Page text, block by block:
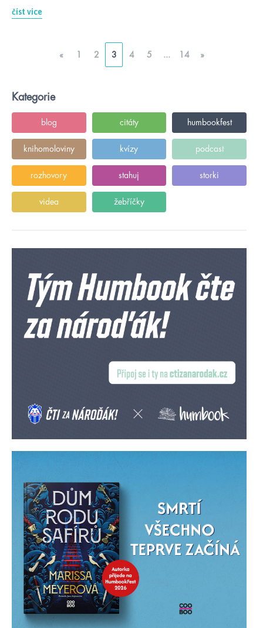
číst více
« 2 3 4 5 ... 14 »
Kategorie
blog citáty humbookfest
knihomoloviny kvízy podcast
rozhovory stahuj storki
videa žebříčky